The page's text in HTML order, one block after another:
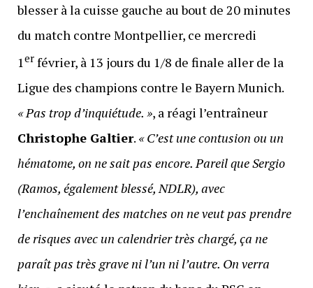
blesser à la cuisse gauche au bout de 20 minutes
du match contre Montpellier, ce mercredi
1erfévrier, à 13 jours du 1/8 de finale aller de la
Ligue des champions contre le Bayern Munich.
« Pas trop d’inquiétude. », a réagi l’entraîneur
Christophe Galtier. « C’est une contusion ou un
hématome, on ne sait pas encore. Pareil que Sergio
(Ramos, également blessé, NDLR), avec
l’enchaînement des matches on ne veut pas prendre
de risques avec un calendrier très chargé, ça ne
paraît pas très grave ni l’un ni l’autre. On verra